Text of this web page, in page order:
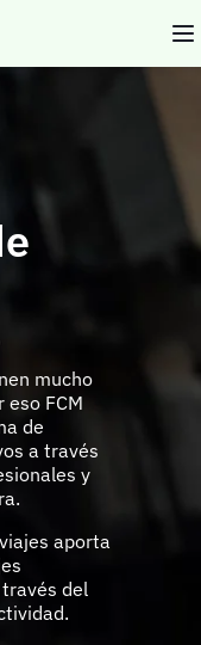
mucho
eso FCM
de
a través
y
aporta
del